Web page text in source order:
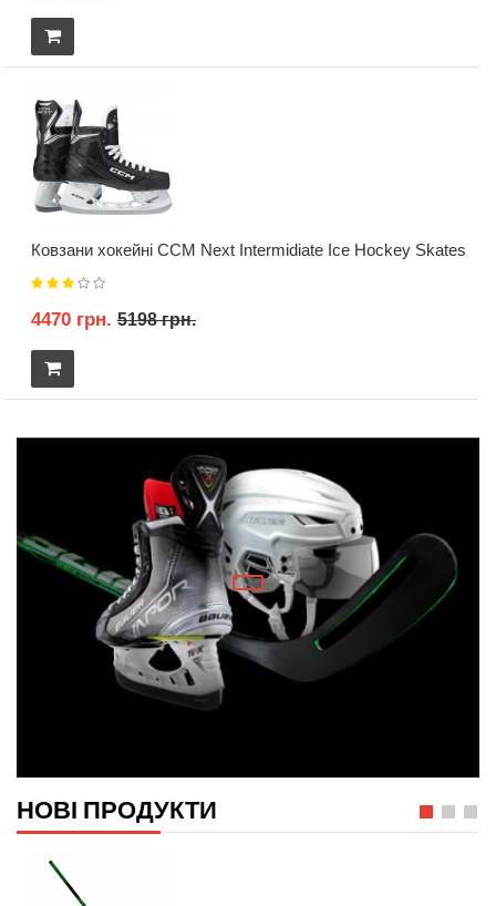
Ковзани хокейні CCM Next Intermidiate Ice Hockey Skates
4470 грн. 5198 грн.
НОВІ ПРОДУКТИ